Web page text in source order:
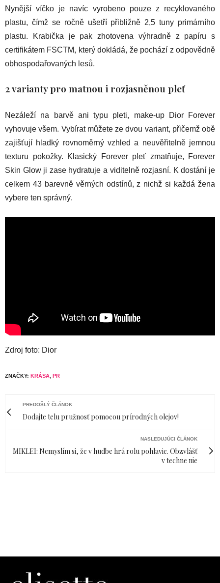
Nynější víčko je navíc vyrobeno pouze z recyklovaného
plastu, čímž se ročně ušetří přibližně 2,5 tuny primárního
plastu. Krabička je pak zhotovena výhradně z papíru s
certifikátem FSCTM, který dokládá, že pochází z odpovědně
obhospodařovaných lesů.
2 varianty pro matnou i rozjasněnou pleť
Nezáleží na barvě ani typu pleti, make-up Dior Forever
vyhovuje všem. Vybírat můžete ze dvou variant, přičemž obě
zajišťují hladký rovnoměrný vzhled a neuvěřitelně jemnou
texturu pokožky. Klasický Forever pleť zmatňuje, Forever
Skin Glow ji zase hydratuje a viditelně rozjasní. K dostání je
celkem 43 barevně věrných odstínů, z nichž si každá žena
vybere ten správný.
Zdroj foto: Dior
ZNAČKY: KRÁSA PR
PREDOŠLÝ ČLÁNOK
Dodajte telu pružnosť pomocou prírodných olejov!
NASLEDUJÚCI ČLÁNOK
MIKLEI: Nemyslím si, že v hudbe hrá rolu pohlavie. Obzvlášť
v techne nie